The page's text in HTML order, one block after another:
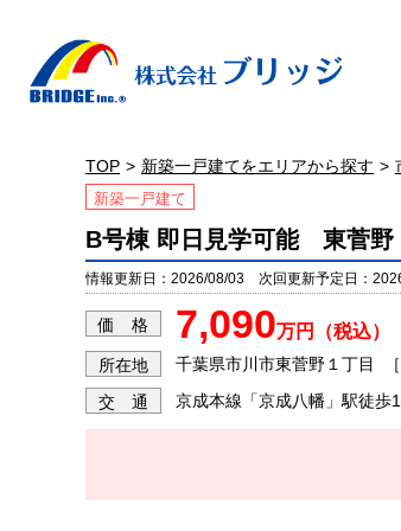
TOP 新築一戸建てをエリアから探す
新築一戸建て
B号棟 即日見学可能 東菅野
情報更新日：2026/08/03 次回更新予定日：
価 格 7,090万円（税込）
所在地 千葉県市川市東菅野１丁目 ［
交 通 京成本線「京成八幡」駅徒歩